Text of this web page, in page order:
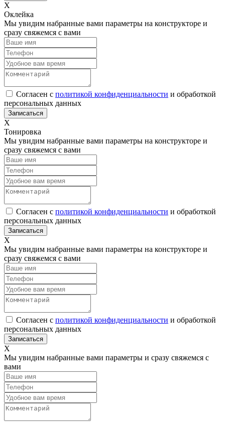
Х
Оклейка
Мы увидим набранные вами параметры на конструкторе и
сразу свяжемся с вами
Согласен с политикой конфиденциальности и обработкой
персональных данных
Х
Тонировка
Мы увидим набранные вами параметры на конструкторе и
сразу свяжемся с вами
Согласен с политикой конфиденциальности и обработкой
персональных данных
Х
Мы увидим набранные вами параметры на конструкторе и
сразу свяжемся с вами
Согласен с политикой конфиденциальности и обработкой
персональных данных
Х
Мы увидим набранные вами параметры и сразу свяжемся с
вами